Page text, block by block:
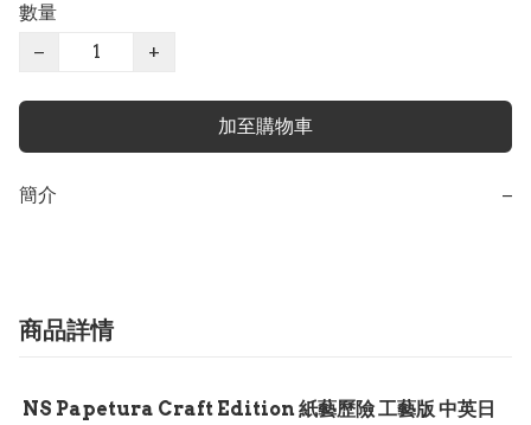
數量
−
+
加至購物車
簡介 −
商品詳情
NS Papetura Craft Edition 紙藝歷險 工藝版 中英日